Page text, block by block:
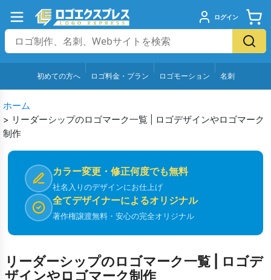
ログイン
初めての方へ ロゴ料金・プラン ロゴモーション 名刺
ホーム
> リーダーシップのロゴマーク一覧 | ロゴデザインやロゴマーク
制作
カラー変更・修正何度でも無料
社名入りのデザインにお仕上げ
全てデザイナーによるオリジナル
著作権譲渡無料・安心の完全オリジナル
リーダーシップのロゴマーク一覧 | ロゴデ
ザインやロゴマーク制作